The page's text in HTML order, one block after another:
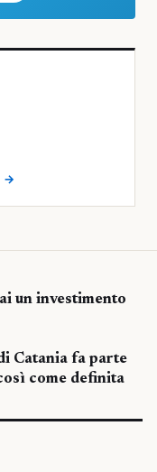
→
un investimento
Catania fa parte
come definita